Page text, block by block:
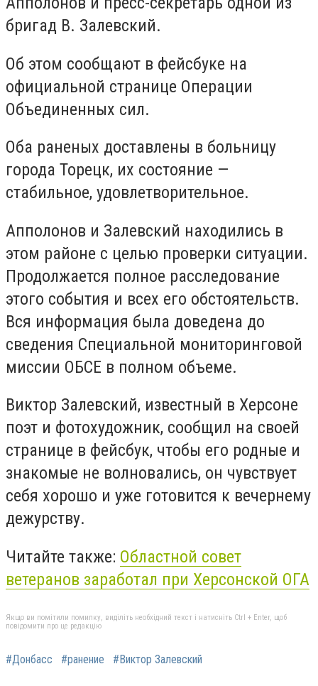
бригад В. Залевский.
Об этом сообщают в фейсбуке на
официальной странице Операции
Объединенных сил.
Оба раненых доставлены в больницу
города Торецк, их состояние —
стабильное, удовлетворительное.
Апполонов и Залевский находились в
этом районе с целью проверки ситуации.
Продолжается полное расследование
этого события и всех его обстоятельств.
Вся информация была доведена до
сведения Специальной мониторинговой
миссии ОБСЕ в полном объеме.
Виктор Залевский, известный в Херсоне
поэт и фотохудожник, сообщил на своей
странице в фейсбук, чтобы его родные и
знакомые не волновались, он чувствует
себя хорошо и уже готовится к вечернему
дежурству.
Читайте также: Областной совет
ветеранов заработал при Херсонской ОГА
Якщо ви помітили помилку, виділіть необхідний текст і натисніть Ctrl + Enter, щоб
повідомити про це редакцію
#Донбасс #ранение #Виктор Залевский